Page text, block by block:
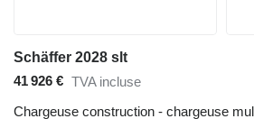
Schäffer 2028 slt
41 926 € TVA incluse
Chargeuse construction - chargeuse